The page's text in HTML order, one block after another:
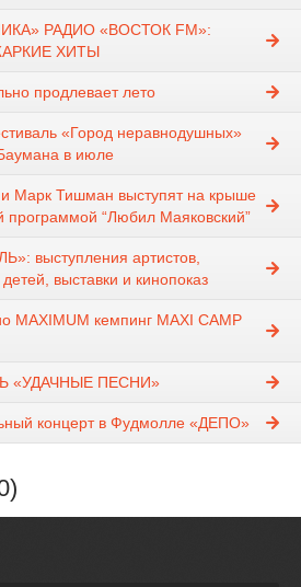
РАДИО «ВОСТОК FM»:
ХИТЫ
продлевает лето
«Город неравнодушных»
в июле
Марк Тишман выступят на крыше
программой “Любил Маяковский”
выступления артистов,
выставки и кинопоказ
MAXIMUM кемпинг MAXI CAMP
«УДАЧНЫЕ ПЕСНИ»
концерт в Фудмолле «ДЕПО»